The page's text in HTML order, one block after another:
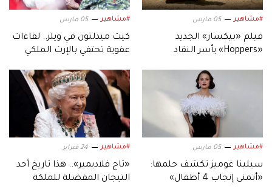
#مشاهير 05 مارس
فيلم «بيكسار» الجديد
«Hoppers» يأسر النقاد
#مشاهير 05 مارس
كيت ميدلتون في ويلز.. لقاءات
عفوية تحتفي بالإرث الملكي
#مشاهير 05 مارس
سيلينا غوميز تكشف حلمها:
«أتمنى إنجاب 4 أطفال»
#مشاهير 24 فبراير
«تاج فلاديمير».. هذا تاريخ أحد
التيجان المفضلة للملكة